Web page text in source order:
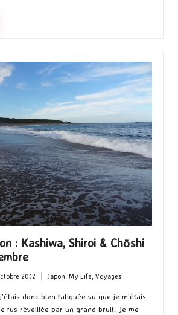
: Kashiwa, Shiroi & Chōshi
2012
Posted
in
Japon, My Life, Voyages
donc bien fatiguée vu que je m'étais
fus réveillée par un grand bruit. Je me